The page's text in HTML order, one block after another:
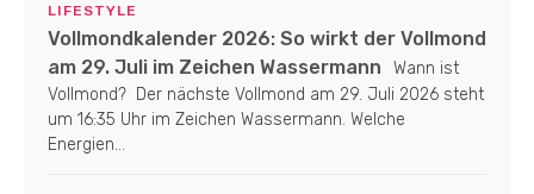
LIFESTYLE
Vollmondkalender 2026: So wirkt der Vollmond
am 29. Juli im Zeichen Wassermann
Wann ist
Vollmond? Der nächste Vollmond am 29. Juli 2026 steht
um 16:35 Uhr im Zeichen Wassermann. Welche
Energien...